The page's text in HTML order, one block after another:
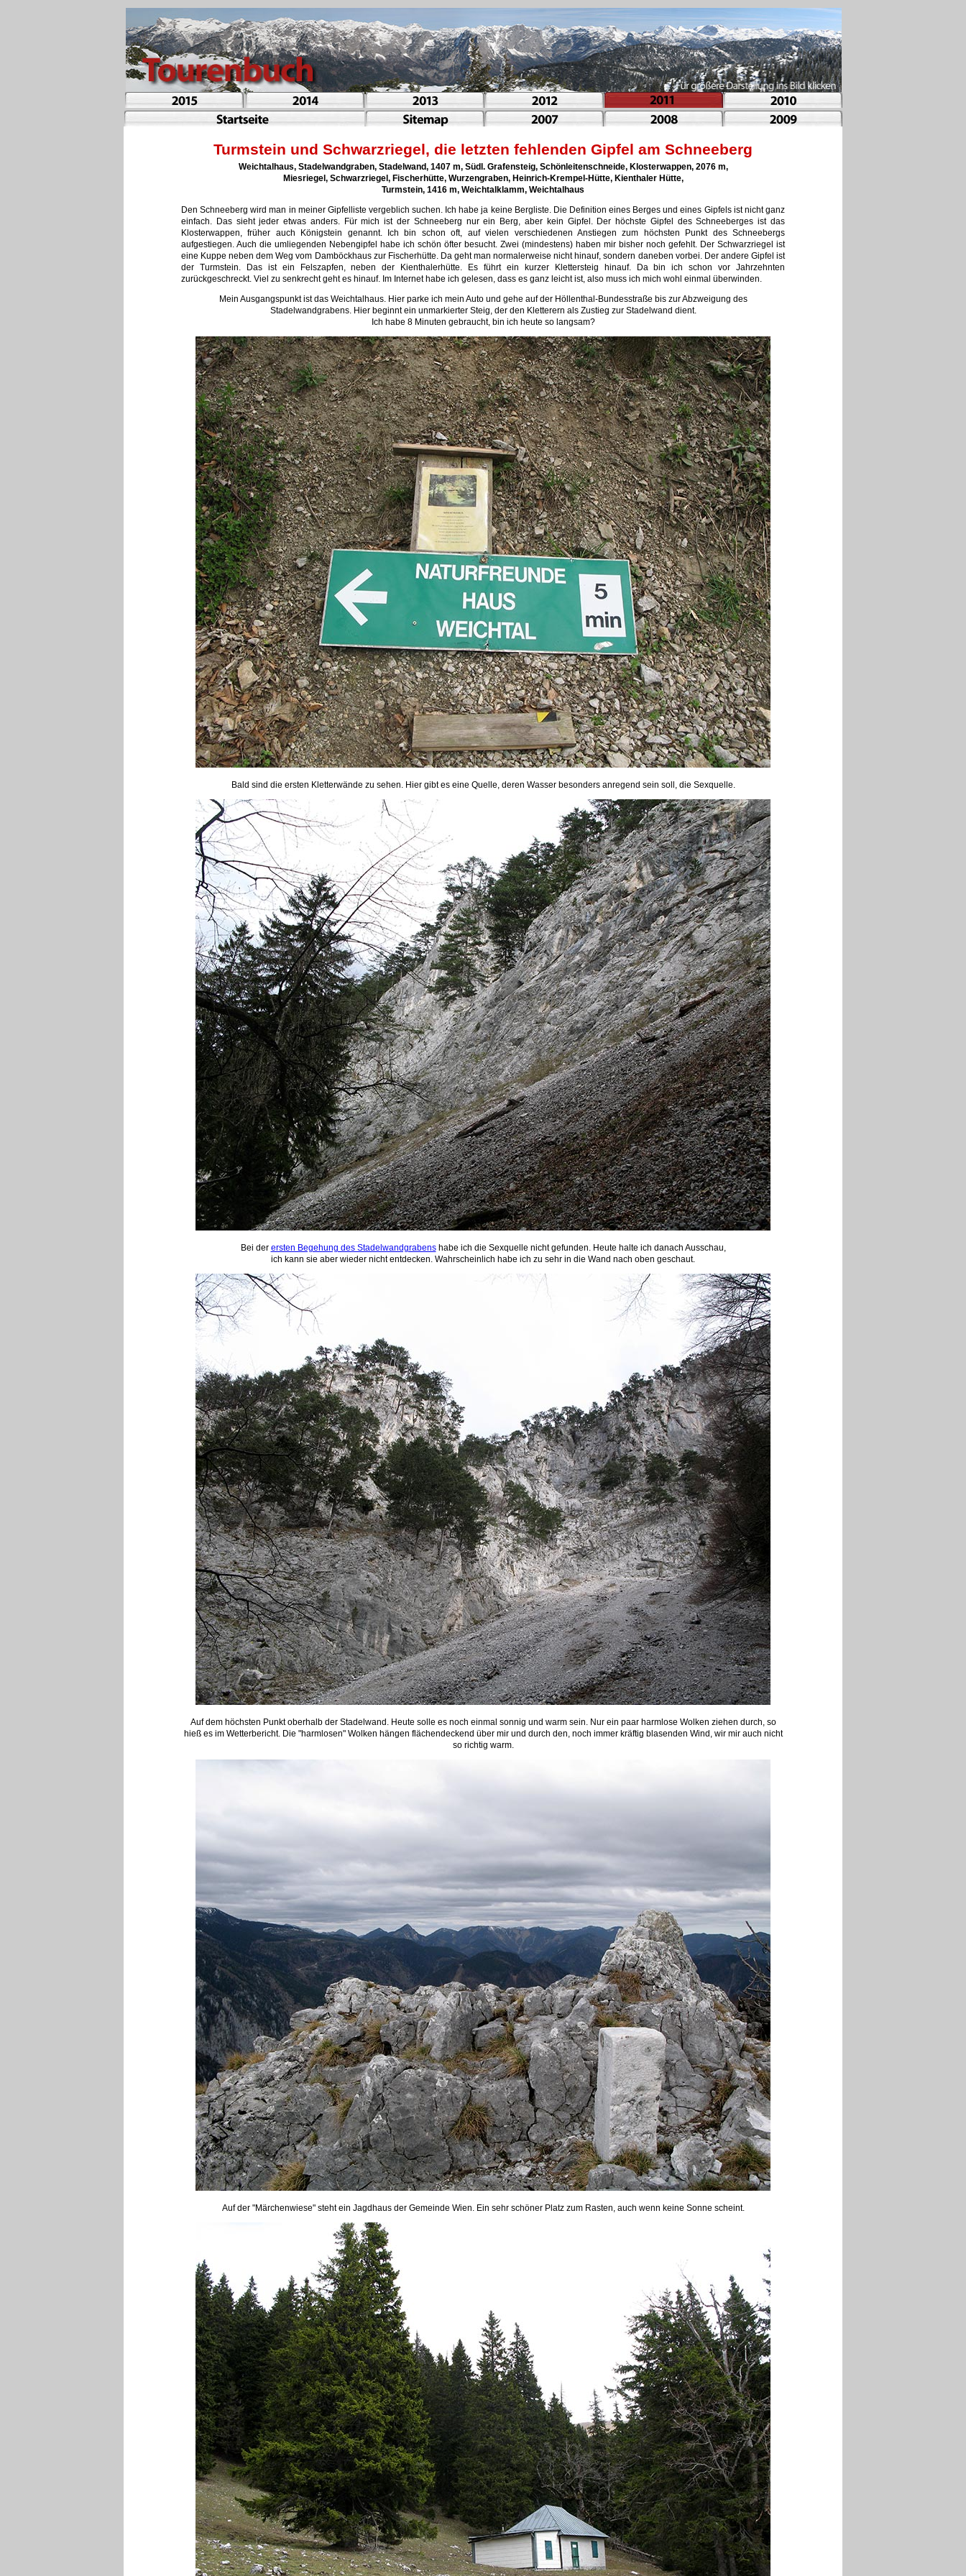
Turmstein und Schwarzriegel, die letzten fehlenden Gipfel am Schneeberg
Weichtalhaus, Stadelwandgraben, Stadelwand, 1407 m, Südl. Grafensteig, Schönleitenschneide, Klosterwappen, 2076 m,
Miesriegel, Schwarzriegel, Fischerhütte, Wurzengraben, Heinrich-Krempel-Hütte, Kienthaler Hütte,
Turmstein, 1416 m, Weichtalklamm, Weichtalhaus
Den Schneeberg wird man in meiner Gipfelliste vergeblich suchen. Ich habe ja keine Bergliste. Die Definition eines Berges und eines Gipfels ist nicht ganz
einfach. Das sieht jeder etwas anders. Für mich ist der Schneeberg nur ein Berg, aber kein Gipfel. Der höchste Gipfel des Schneeberges ist das
Klosterwappen, früher auch Königstein genannt. Ich bin schon oft, auf vielen verschiedenen Anstiegen zum höchsten Punkt des Schneebergs
aufgestiegen. Auch die umliegenden Nebengipfel habe ich schön öfter besucht. Zwei (mindestens) haben mir bisher noch gefehlt. Der Schwarzriegel ist
eine Kuppe neben dem Weg vom Damböckhaus zur Fischerhütte. Da geht man normalerweise nicht hinauf, sondern daneben vorbei. Der andere Gipfel ist
der Turmstein. Das ist ein Felszapfen, neben der Kienthalerhütte. Es führt ein kurzer Klettersteig hinauf. Da bin ich schon vor Jahrzehnten
zurückgeschreckt. Viel zu senkrecht geht es hinauf. Im Internet habe ich gelesen, dass es ganz leicht ist, also muss ich mich wohl einmal überwinden.
Mein Ausgangspunkt ist das Weichtalhaus. Hier parke ich mein Auto und gehe auf der Höllenthal-Bundesstraße bis zur Abzweigung des
Stadelwandgrabens. Hier beginnt ein unmarkierter Steig, der den Kletterern als Zustieg zur Stadelwand dient.
Ich habe 8 Minuten gebraucht, bin ich heute so langsam?
Bald sind die ersten Kletterwände zu sehen. Hier gibt es eine Quelle, deren Wasser besonders anregend sein soll, die Sexquelle.
Bei der ersten Begehung des Stadelwandgrabenshabe ich die Sexquelle nicht gefunden. Heute halte ich danach Ausschau,
ich kann sie aber wieder nicht entdecken. Wahrscheinlich habe ich zu sehr in die Wand nach oben geschaut.
Auf dem höchsten Punkt oberhalb der Stadelwand. Heute solle es noch einmal sonnig und warm sein. Nur ein paar harmlose Wolken ziehen durch, so
hieß es im Wetterbericht. Die "harmlosen" Wolken hängen flächendeckend über mir und durch den, noch immer kräftig blasenden Wind, wir mir auch nicht
so richtig warm.
Auf der "Märchenwiese" steht ein Jagdhaus der Gemeinde Wien. Ein sehr schöner Platz zum Rasten, auch wenn keine Sonne scheint.